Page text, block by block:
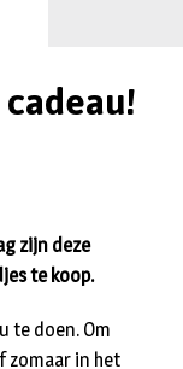
zijn deze
te koop.
te doen. Om
zomaar in het